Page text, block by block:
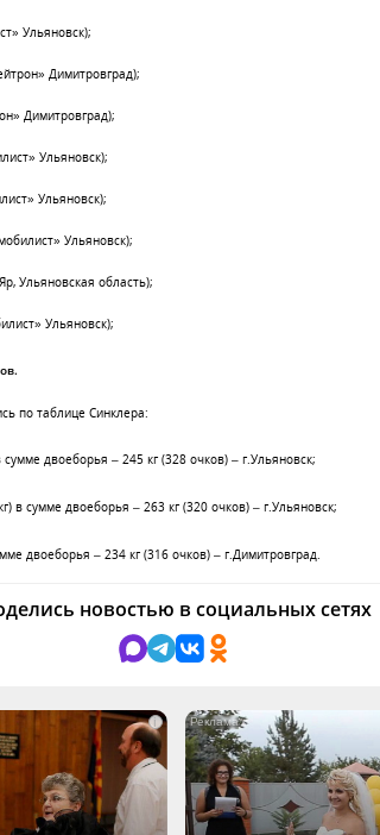
Ульяновск);
Димитровград);
Димитровград);
Ульяновск);
Ульяновск);
Ульяновск);
Ульяновская область);
Ульяновск);
по таблице Синклера:
сумме двоеборья – 245 кг (328 очков) – г.Ульяновск;
) в сумме двоеборья – 263 кг (320 очков) – г.Ульяновск;
двоеборья – 234 кг (316 очков) – г.Димитровград.
новостью в социальных сетях
i